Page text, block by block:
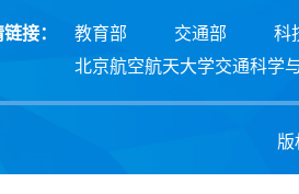
接： 教育部 交通部
科
北京航空航天大学交通科学
版